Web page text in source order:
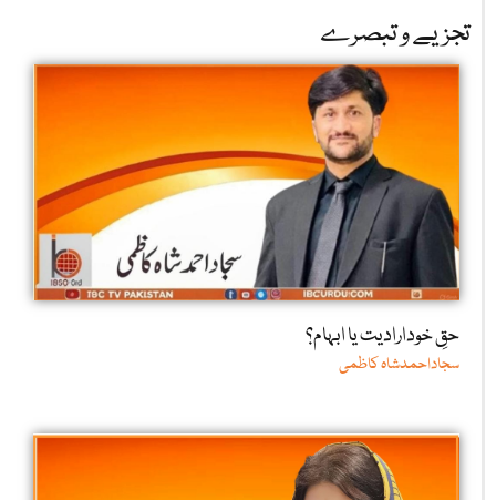
تجزیے و تبصرے
حقِ خودارادیت یا ابہام؟
سجاداحمدشاہ کاظمی